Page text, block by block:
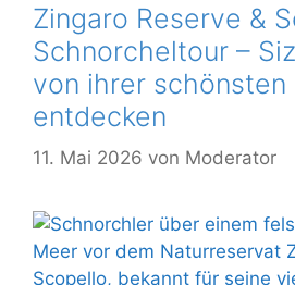
Zingaro Reserve &
Schnorcheltour –
von ihrer schönsten
entdecken
11. Mai 2026 von Moderator